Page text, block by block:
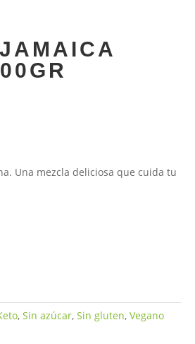
Una mezcla deliciosa que cuida tu
, Sin azúcar, Sin gluten, Vegano